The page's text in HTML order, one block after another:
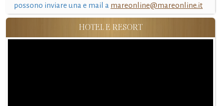
possono inviare una e mail a mareonline@mareonline.it
HOTEL E RESORT